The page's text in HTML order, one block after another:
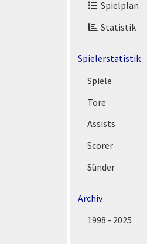
Spielplan
Statistik
Spielerstatistik
Spiele
Tore
Assists
Scorer
Sünder
Archiv
1998 - 2025